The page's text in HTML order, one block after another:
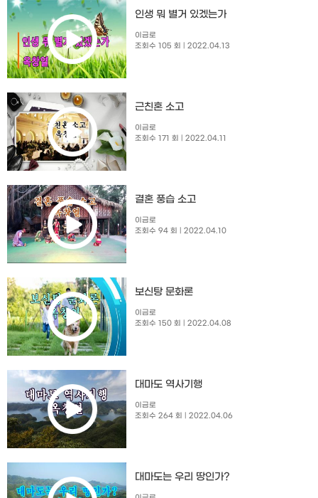
인생 뭐 별거 있겠는가
이금로
조회수 105 회
| 2022.04.13
근친혼 소고
이금로
조회수 171 회
| 2022.04.11
결혼 풍습 소고
이금로
조회수 94 회
| 2022.04.10
보신탕 문화론
이금로
조회수 150 회
| 2022.04.08
대마도 역사기행
이금로
조회수 264 회
| 2022.04.06
대마도는 우리 땅인가?